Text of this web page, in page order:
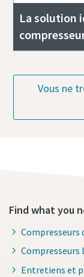
La solution
Vous ne
Find what you
Compresseurs
Compresseurs
Entretiens et